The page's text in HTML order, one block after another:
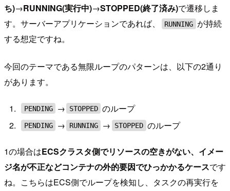
ち)→RUNNING(実行中)→STOPPED(終了済み)で遷移しま
す。サーバーアプリケーションであれば、
RUNNING が持続
する想定ですね。
今回のテーマである無限ループのパターンは、以下の2通り
があります。
PENDING → STOPPED のループ
PENDING → RUNNING → STOPPED のループ
1の場合はECSクラスタ側でリソースの空きがない、イメー
ジ名が不正などコンテナの外的要因でひっかかるケースです
ね。こちらはECS側でループを検知し、タスクの再実行を